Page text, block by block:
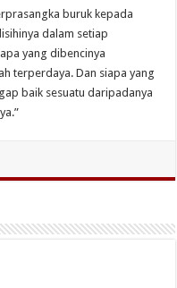
buruk kepada
dalam setiap
yang dibencinya
terperdaya. Dan siapa yang
baik sesuatu daripadanya